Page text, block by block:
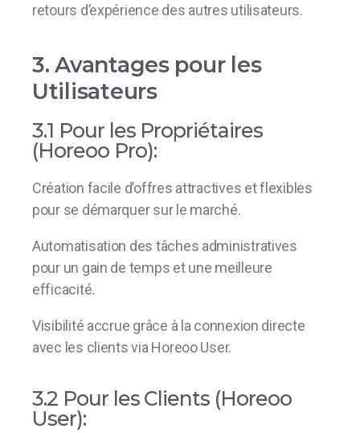
retours d’expérience des autres utilisateurs.
3. Avantages pour les
Utilisateurs
3.1 Pour les Propriétaires
(Horeoo Pro):
Création facile d’offres attractives et flexibles
pour se démarquer sur le marché.
Automatisation des tâches administratives
pour un gain de temps et une meilleure
efficacité.
Visibilité accrue grâce à la connexion directe
avec les clients via Horeoo User.
3.2 Pour les Clients (Horeoo
User):